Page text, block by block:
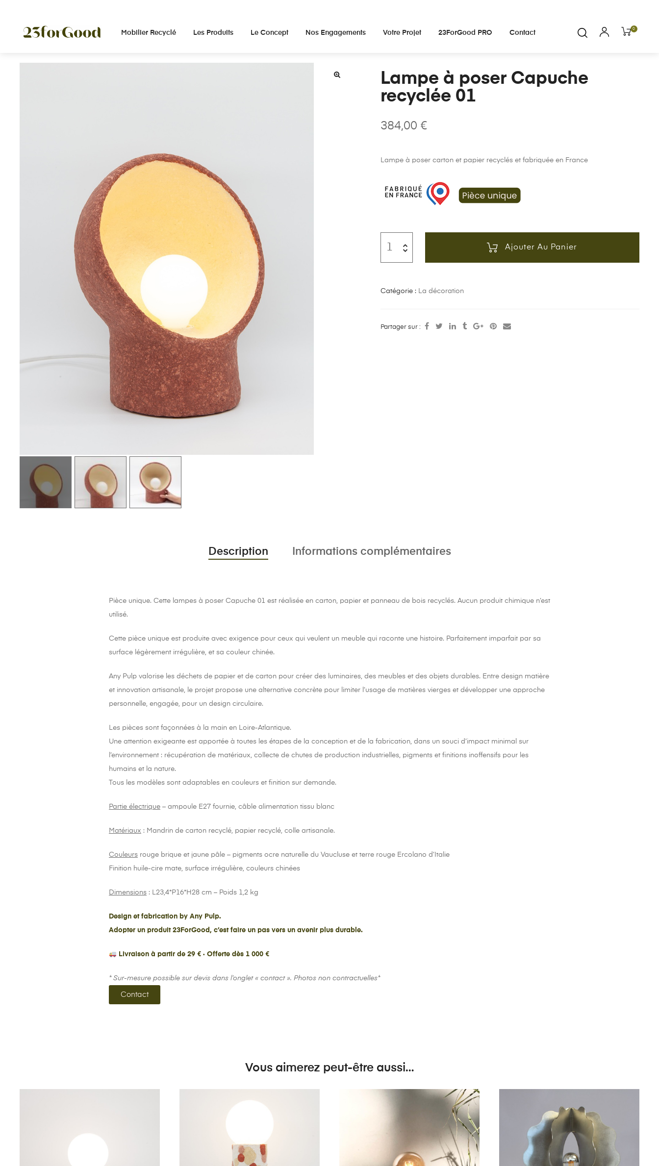
Mobilier Recyclé Les Produits Le Concept Nos Engagements Votre Projet 23ForGood PRO Contact
0
Lampe à poser Capuche
recyclée 01
384,00 €
Lampe à poser carton et papier recyclés et fabriquée en France
Ajouter Au Panier
Catégorie : La décoration
Partager sur :
Description Informations complémentaires
Pièce unique. Cette lampes à poser Capuche 01 est réalisée en carton, papier et panneau de bois recyclés. Aucun produit chimique n’est
utilisé.
Cette pièce unique est produite avec exigence pour ceux qui veulent un meuble qui raconte une histoire. Parfaitement imparfait par sa
surface légèrement irrégulière, et sa couleur chinée.
Any Pulp valorise les déchets de papier et de carton pour créer des luminaires, des meubles et des objets durables. Entre design matière
et innovation artisanale, le projet propose une alternative concrète pour limiter l’usage de matières vierges et développer une approche
personnelle, engagée, pour un design circulaire.
Les pièces sont façonnées à la main en Loire-Atlantique.
Une attention exigeante est apportée à toutes les étapes de la conception et de la fabrication, dans un souci d’impact minimal sur
l’environnement : récupération de matériaux, collecte de chutes de production industrielles, pigments et finitions inoffensifs pour les
humains et la nature.
Tous les modèles sont adaptables en couleurs et finition sur demande.
Partie électrique – ampoule E27 fournie, câble alimentation tissu blanc
Matériaux : Mandrin de carton recyclé, papier recyclé, colle artisanale.
Couleurs rouge brique et jaune pâle – pigments ocre naturelle du Vaucluse et terre rouge Ercolano d’Italie
Finition huile-cire mate, surface irrégulière, couleurs chinées
Dimensions : L23,4*P16*H28 cm – Poids 1,2 kg
Design et fabrication by Any Pulp.
Adopter un produit 23ForGood, c’est faire un pas vers un avenir plus durable.
Livraison à partir de 29 € · Offerte dès 1 000 €
* Sur-mesure possible sur devis dans l’onglet « contact ». Photos non contractuelles*
Contact
Vous aimerez peut-être aussi…